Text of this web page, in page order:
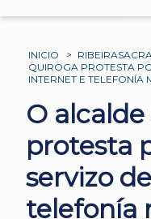
INICIO >
QUIROGA PROTESTA
INTERNET E TELEFONÍA
O
protesta
servizo
telefonía